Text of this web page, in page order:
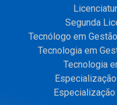
Segunda
Tecnólogo em
Tecnologia em
Tecnologia